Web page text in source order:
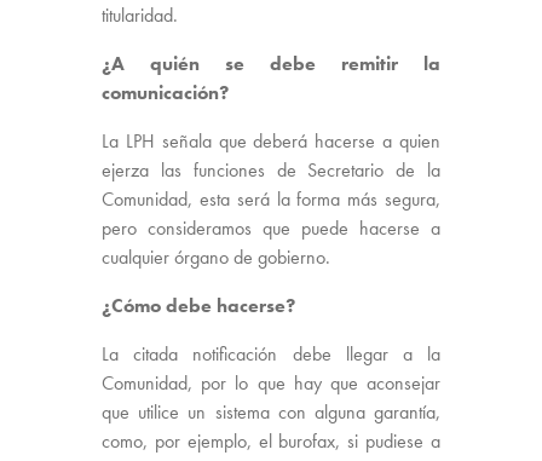
titularidad.
¿A quién se debe remitir la
comunicación?
La LPH señala que deberá hacerse a quien
ejerza las funciones de Secretario de la
Comunidad, esta será la forma más segura,
pero consideramos que puede hacerse a
cualquier órgano de gobierno.
¿Cómo debe hacerse?
La citada notificación debe llegar a la
Comunidad, por lo que hay que aconsejar
que utilice un sistema con alguna garantía,
como, por ejemplo, el burofax, si pudiese a